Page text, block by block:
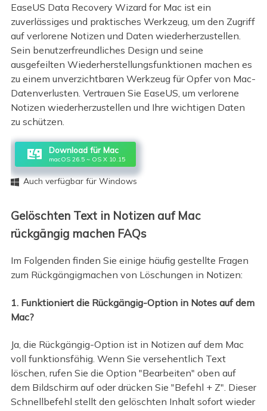
EaseUS Data Recovery Wizard for Mac ist ein
zuverlässiges und praktisches Werkzeug, um den Zugriff
auf verlorene Notizen und Daten wiederherzustellen.
Sein benutzerfreundliches Design und seine
ausgefeilten Wiederherstellungsfunktionen machen es
zu einem unverzichtbaren Werkzeug für Opfer von Mac-
Datenverlusten. Vertrauen Sie EaseUS, um verlorene
Notizen wiederherzustellen und Ihre wichtigen Daten
zu schützen.
Download für Mac
macOS 26.5 ~ OS X 10.15
 Auch verfügbar für Windows
Gelöschten Text in Notizen auf Mac
rückgängig machen FAQs
Im Folgenden finden Sie einige häufig gestellte Fragen
zum Rückgängigmachen von Löschungen in Notizen:
1. Funktioniert die Rückgängig-Option in Notes auf dem
Mac?
Ja, die Rückgängig-Option ist in Notizen auf dem Mac
voll funktionsfähig. Wenn Sie versehentlich Text
löschen, rufen Sie die Option "Bearbeiten" oben auf
dem Bildschirm auf oder drücken Sie "Befehl + Z". Dieser
Schnellbefehl stellt den gelöschten Inhalt sofort wieder